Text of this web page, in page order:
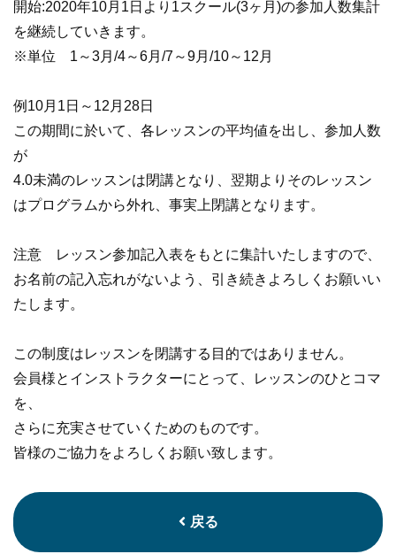
開始:2020年10月1日より1スクール(3ヶ月)の参加人数集計
を継続していきます。
※単位 1～3月/4～6月/7～9月/10～12月
例10月1日～12月28日
この期間に於いて、各レッスンの平均値を出し、参加人数
が
4.0未満のレッスンは閉講となり、翌期よりそのレッスン
はプログラムから外れ、事実上閉講となります。
注意 レッスン参加記入表をもとに集計いたしますので、
お名前の記入忘れがないよう、引き続きよろしくお願いい
たします。
この制度はレッスンを閉講する目的ではありません。
会員様とインストラクターにとって、レッスンのひとコマ
を、
さらに充実させていくためのものです。
皆様のご協力をよろしくお願い致します。
戻る